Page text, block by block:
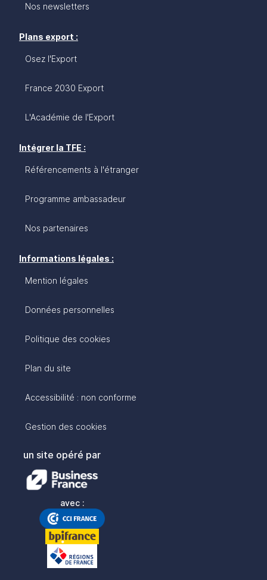
Nos newsletters
Plans export :
Osez l'Export
France 2030 Export
L'Académie de l'Export
Intégrer la TFE :
Référencements à l'étranger
Programme ambassadeur
Nos partenaires
Informations légales :
Mention légales
Données personnelles
Politique des cookies
Plan du site
Accessibilité : non conforme
Gestion des cookies
un site opéré par
avec :